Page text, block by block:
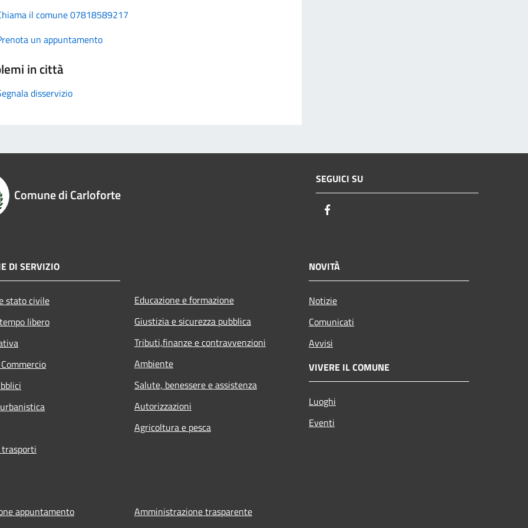
il comune 07818589217
un appuntamento
in città
disservizio
Comune di Carloforte
SEGUICI SU
DI SERVIZIO
stato civile
libero
Educazione e formazione
Giustizia e sicurezza pubblica
Tributi,finanze e contravvenzioni
Ambiente
Salute, benessere e assistenza
Autorizzazioni
Agricoltura e pesca
NOVITÀ
Notizie
Comunicati
Avvisi
VIVERE IL COMUNE
Luoghi
Eventi
appuntamento
Amministrazione trasparente